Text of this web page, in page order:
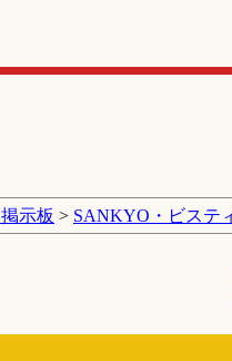
示板 > SANKYO・ビステ